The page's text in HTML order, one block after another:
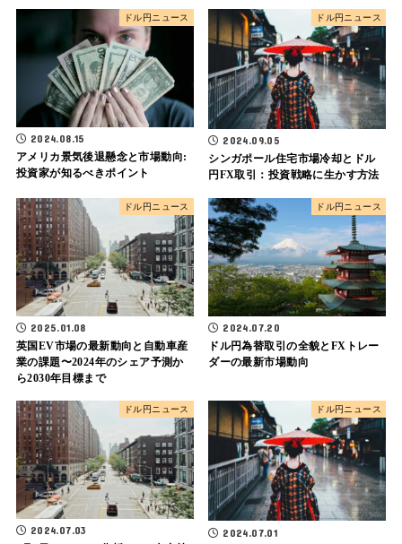
ドル円ニュース
2024.08.15
アメリカ景気後退懸念と市場動向:
投資家が知るべきポイント
ドル円ニュース
2024.09.05
シンガポール住宅市場冷却とドル
円FX取引：投資戦略に生かす方法
ドル円ニュース
2025.01.08
英国EV市場の最新動向と自動車産
業の課題〜2024年のシェア予測か
ら2030年目標まで
ドル円ニュース
2024.07.20
ドル円為替取引の全貌とFXトレー
ダーの最新市場動向
ドル円ニュース
2024.07.03
ドル円ニュース
2024.07.01